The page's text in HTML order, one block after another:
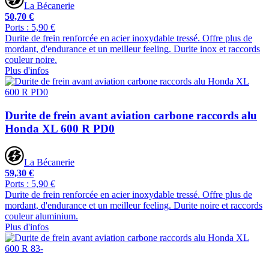
La Bécanerie
50,70 €
Ports : 5,90 €
Durite de frein renforcée en acier inoxydable tressé. Offre plus de
mordant, d'endurance et un meilleur feeling. Durite inox et raccords
couleur noire.
Plus d'infos
Durite de frein avant aviation carbone raccords alu
Honda XL 600 R PD0
La Bécanerie
59,30 €
Ports : 5,90 €
Durite de frein renforcée en acier inoxydable tressé. Offre plus de
mordant, d'endurance et un meilleur feeling. Durite noire et raccords
couleur aluminium.
Plus d'infos